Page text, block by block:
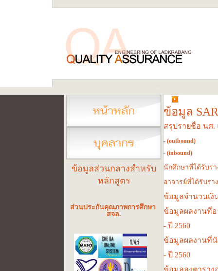
ข้อมูลส่วนกลางสำหรับ
หลักสูตร
ส่วนประกันคุณภาพการศึกษา
สจล.
ข้อมูล
สรุปรายชื่อ นศ.
- (outbound)
- (inbound)
นักศึกษาที่ได้รับรา
อาจารย์ที่ได้รับรา
ข้อมูลจำนวนเงิ
ข้อมูลผลงานที่อ
- ปี 2560
ข้อมูลผลงานที่นั
- ปี 2560
ข้อมูลลงตาราง